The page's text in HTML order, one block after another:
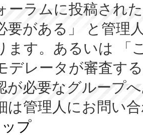
ーラムに投稿され
要がある」 と管理
ます。あるいは 「
デレータが審査す
が必要なグループ
は管理人にお問い
プ